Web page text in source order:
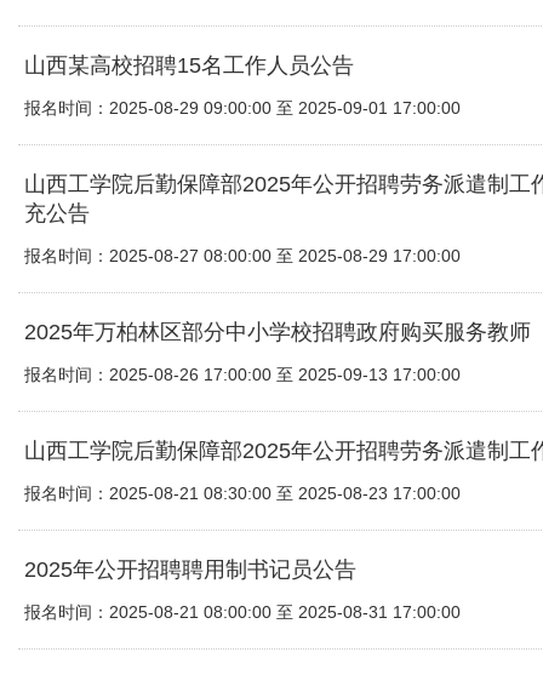
山西某高校招聘15名工作人员公告
报名时间：2025-08-29 09:00:00 至 2025-09-01 17:00:00
山西工学院后勤保障部2025年公开招聘劳务派遣制工
充公告
报名时间：2025-08-27 08:00:00 至 2025-08-29 17:00:00
2025年万柏林区部分中小学校招聘政府购买服务教师
报名时间：2025-08-26 17:00:00 至 2025-09-13 17:00:00
山西工学院后勤保障部2025年公开招聘劳务派遣制工
报名时间：2025-08-21 08:30:00 至 2025-08-23 17:00:00
2025年公开招聘聘用制书记员公告
报名时间：2025-08-21 08:00:00 至 2025-08-31 17:00:00